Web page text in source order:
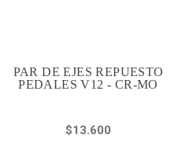
PAR DE EJES REPUESTO
PEDALES V12 - CR-MO
$13.600